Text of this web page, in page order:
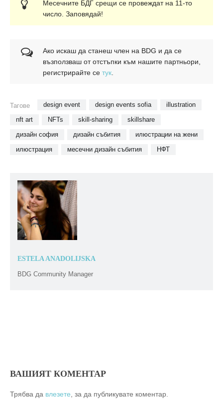
Месечните БДГ срещи се провеждат на 11-то
число. Заповядай!
Ако искаш да станеш член на BDG и да се
възползваш от отстъпки към нашите партньори,
регистрирайте се тук.
Тагове design event design events sofia
illustration
nft art
NFTs skill-sharing
skillshare
дизайн софия
дизайн събития
илюстрации на жени
илюстрация
месечни дизайн събития НФТ
ESTELA ANADOLIJSKA
BDG Community Manager
ВАШИЯТ КОМЕНТАР
Трябва да влезете, за да публикувате коментар.